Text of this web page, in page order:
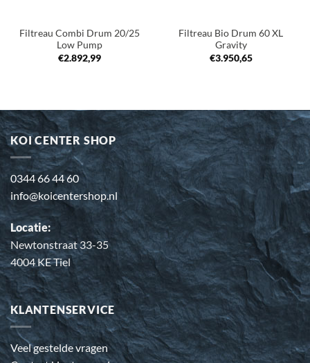
Filtreau Combi Drum 20/25
Low Pump
€2.892,99
Filtreau Bio Drum 60 XL
Gravity
€3.950,65
KOI CENTER SHOP
0344 66 44 60
info@koicentershop.nl
Locatie:
Newtonstraat 33-35
4004 KE Tiel
KLANTENSERVICE
Veel gestelde vragen